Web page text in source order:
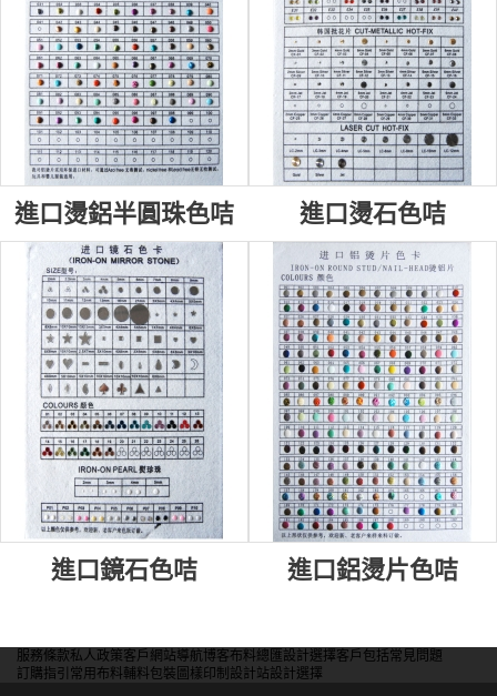
進口燙鋁半圓珠色咭 進口燙石色咭
進口鏡石色咭 進口鋁燙片色咭
服務條款私人政策客戶 網站導航博客布料總匯設計選擇客戶包括常見問題
訂購指引 常用布料輔料包裝 圖樣印制 設計站設計選擇